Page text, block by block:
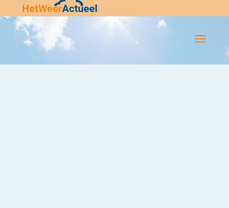
Flip-